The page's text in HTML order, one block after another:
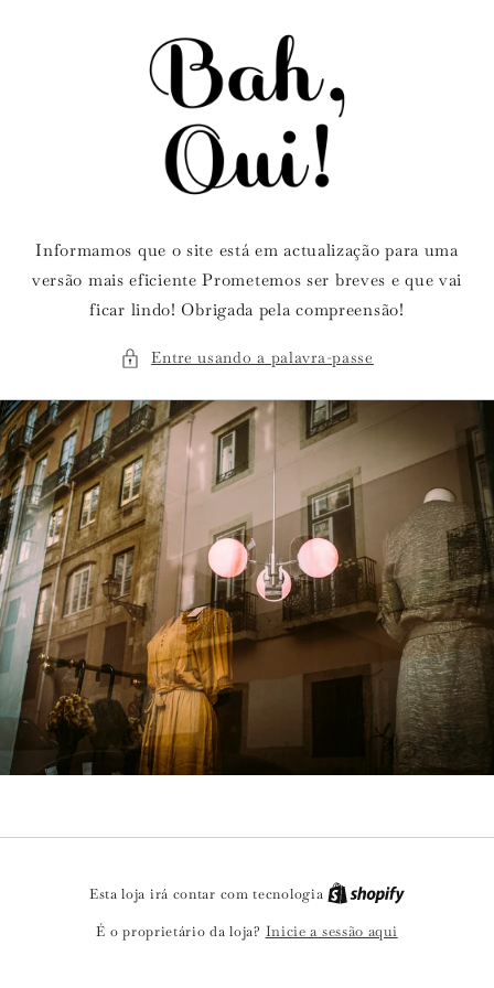
Informamos que o site está em actualização para uma
versão mais eficiente Prometemos ser breves e que vai
ficar lindo! Obrigada pela compreensão!
Entre usando a palavra-passe
Esta loja irá contar com tecnologia
É o proprietário da loja? Inicie a sessão aqui